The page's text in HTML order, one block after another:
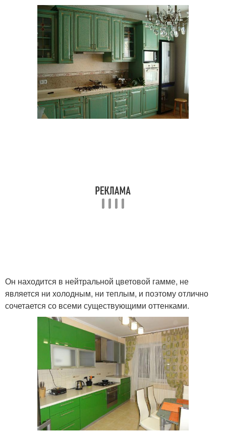
Он находится в нейтральной цветовой гамме, не
является ни холодным, ни теплым, и поэтому отлично
сочетается со всеми существующими оттенками.